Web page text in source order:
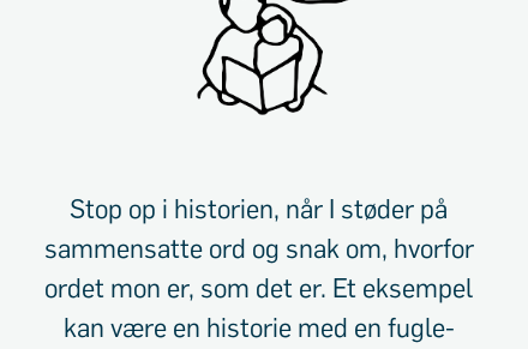
Stop op i historien, når I støder på
sammensatte ord og snak om, hvorfor
ordet mon er, som det er. Et eksempel
kan være en historie med en fugle-